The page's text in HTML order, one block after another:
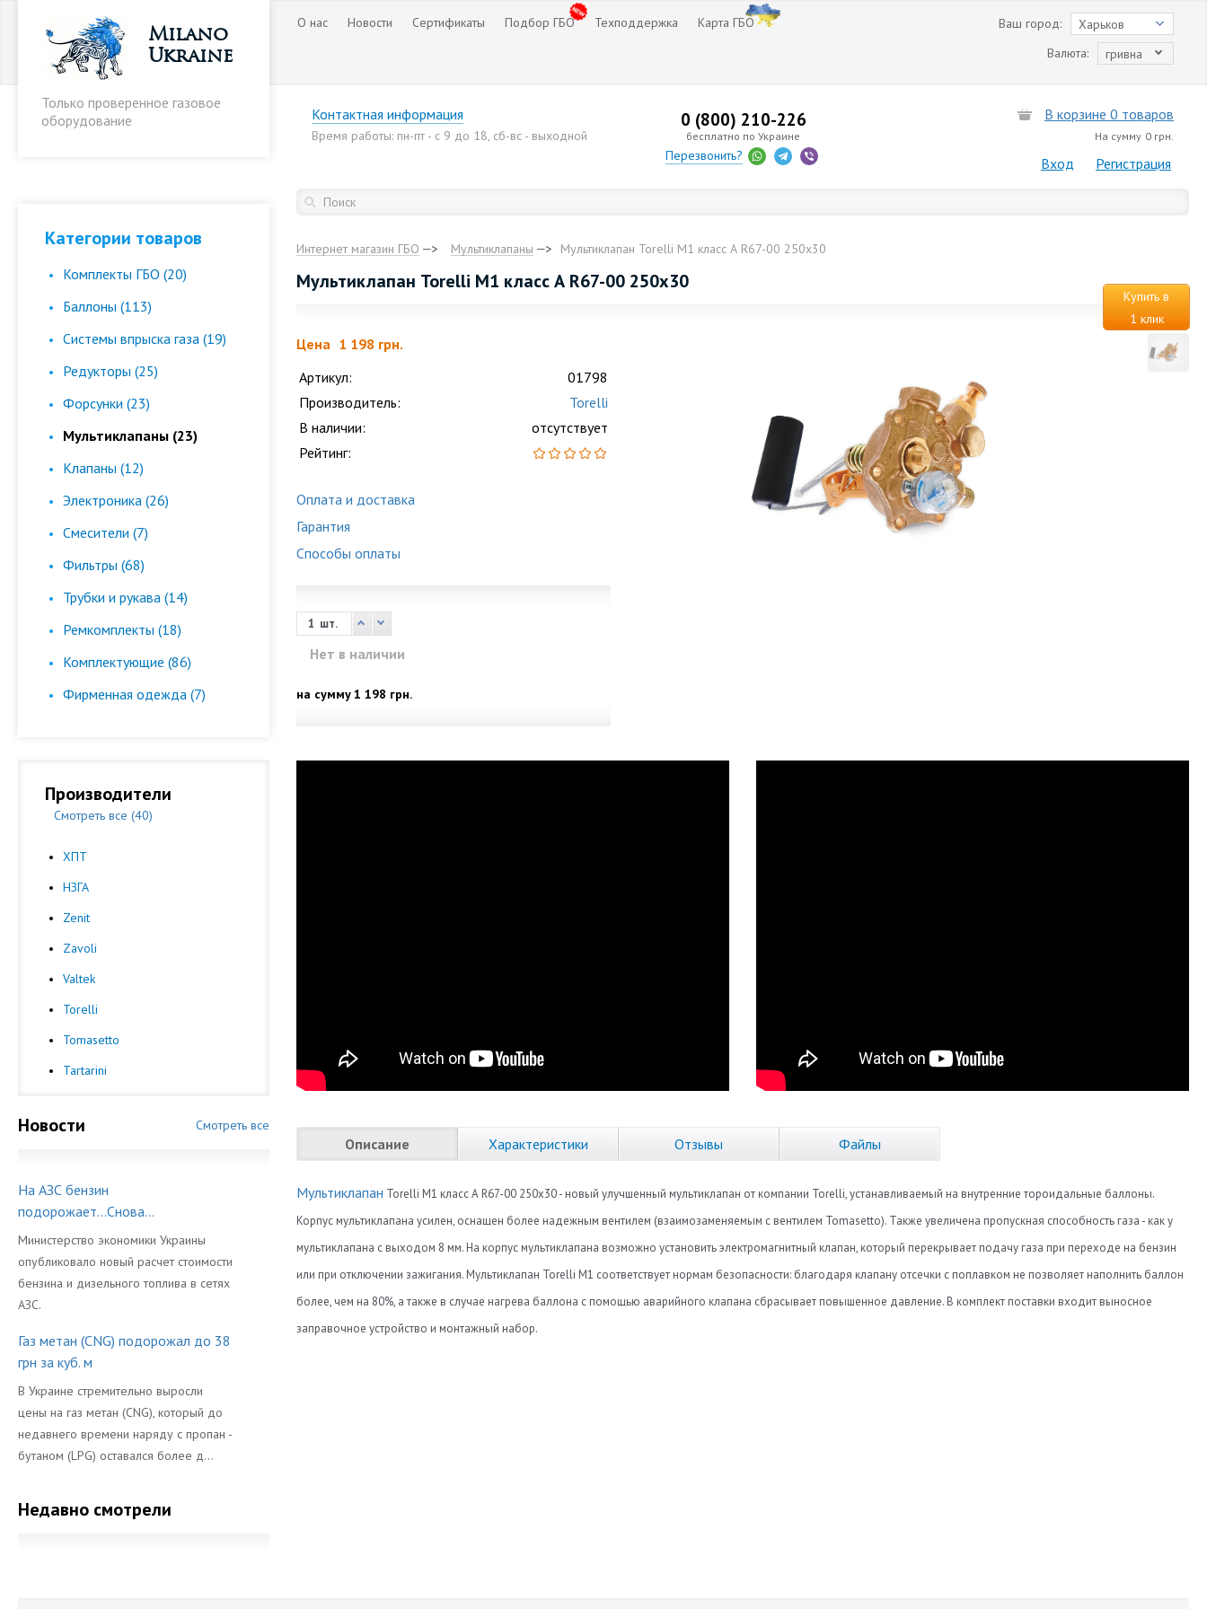
Milano
Ukraine
Только проверенное газовое
оборудование
О нас Новости Сертификаты Подбор ГБО Техподдержка Карта ГБО Харьков
Ваш город:
гривна
Валюта:
Контактная информация
Время работы: пн-пт - с 9 до 18, сб-вс - выходной
0 (800) 210-226
бесплатно по Украине
Перезвонить?
В корзине 0 товаров
На сумму 0 грн.
Вход Регистрация
Категории товаров
Комплекты ГБО (20)
Баллоны (113)
Cистемы впрыска газа (19)
Редукторы (25)
Форсунки (23)
Мультиклапаны (23)
Клапаны (12)
Электроника (26)
Смесители (7)
Фильтры (68)
Трубки и рукава (14)
Ремкомплекты (18)
Комплектующие (86)
Фирменная одежда (7)
Производители
Смотреть все (40)
ХПТ
НЗГА
Zenit
Zavoli
Valtek
Torelli
Tomasetto
Tartarini
Новости Смотреть все
На АЗС бензин
подорожает...Снова...
Министерство экономики Украины
опубликовало новый расчет стоимости
бензина и дизельного топлива в сетях
АЗС.
Газ метан (CNG) подорожал до 38
грн за куб. м
В Украине стремительно выросли
цены на газ метан (CNG), который до
недавнего времени наряду с пропан -
бутаном (LPG) оставался более д...
Недавно смотрели
Интернет магазин ГБО Мультиклапаны Мультиклапан Тоrelli М1 класс А R67-00 250х30
Мультиклапан Тоrelli М1 класс А R67-00 250х30
Купить в
1 клик
Цена 1 198 грн.
Артикул:
01798
Производитель:
Torelli
В наличии:
отсутствует
Рейтинг:
Оплата и доставка
Гарантия
Способы оплаты
шт.
Нет в наличии
на сумму1 198 грн.
Описание Характеристики Отзывы Файлы
Мультиклапан Тоrelli M1 класс А R67-00 250х30 - новый улучшенный мультиклапан от компании Torelli, устанавливаемый на внутренние тороидальные баллоны.
Корпус мультиклапана усилен, оснащен более надежным вентилем (взаимозаменяемым с вентилем Tomasetto). Также увеличена пропускная способность газа - как у
мультиклапана с выходом 8 мм. На корпус мультиклапана возможно установить электромагнитный клапан, который перекрывает подачу газа при переходе на бензин
или при отключении зажигания. Мультиклапан Torelli M1 соответствует нормам безопасности: благодаря клапану отсечки с поплавком не позволяет наполнить баллон
более, чем на 80%, а также в случае нагрева баллона с помощью аварийного клапана сбрасывает повышенное давление. В комплект поставки входит выносное
заправочное устройство и монтажный набор.